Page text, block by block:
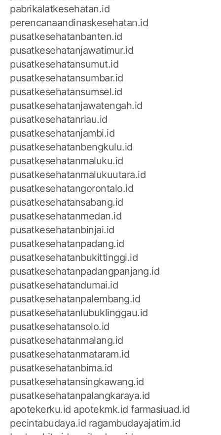
pabrikalatkesehatan.id
perencanaandinaskesehatan.id
pusatkesehatanbanten.id
pusatkesehatanjawatimur.id
pusatkesehatansumut.id
pusatkesehatansumbar.id
pusatkesehatansumsel.id
pusatkesehatanjawatengah.id
pusatkesehatanriau.id
pusatkesehatanjambi.id
pusatkesehatanbengkulu.id
pusatkesehatanmaluku.id
pusatkesehatanmalukuutara.id
pusatkesehatangorontalo.id
pusatkesehatansabang.id
pusatkesehatanmedan.id
pusatkesehatanbinjai.id
pusatkesehatanpadang.id
pusatkesehatanbukittinggi.id
pusatkesehatanpadangpanjang.id
pusatkesehatandumai.id
pusatkesehatanpalembang.id
pusatkesehatanlubuklinggau.id
pusatkesehatansolo.id
pusatkesehatanmalang.id
pusatkesehatanmataram.id
pusatkesehatanbima.id
pusatkesehatansingkawang.id
pusatkesehatanpalangkaraya.id
apotekerku.id apotekmk.id farmasiuad.id
pecintabudaya.id ragambudayajatim.id